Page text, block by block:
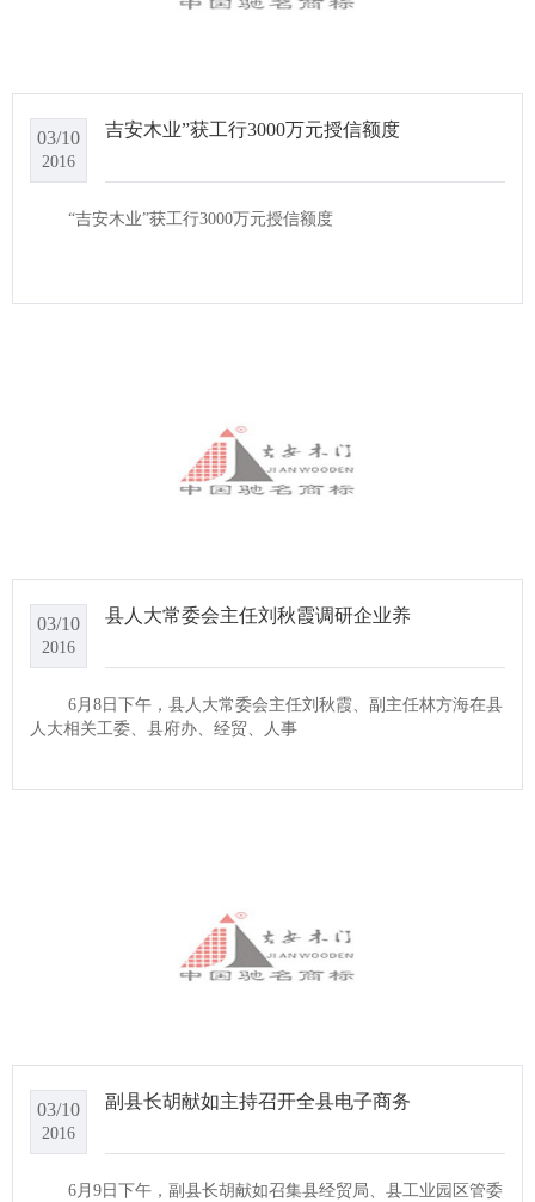
03/10
2016
吉安木业”获工行3000万元授信额度
“吉安木业”获工行3000万元授信额度
03/10
2016
县人大常委会主任刘秋霞调研企业养
6月8日下午，县人大常委会主任刘秋霞、副主任林方海在县
人大相关工委、县府办、经贸、人事
03/10
2016
副县长胡献如主持召开全县电子商务
6月9日下午，副县长胡献如召集县经贸局、县工业园区管委